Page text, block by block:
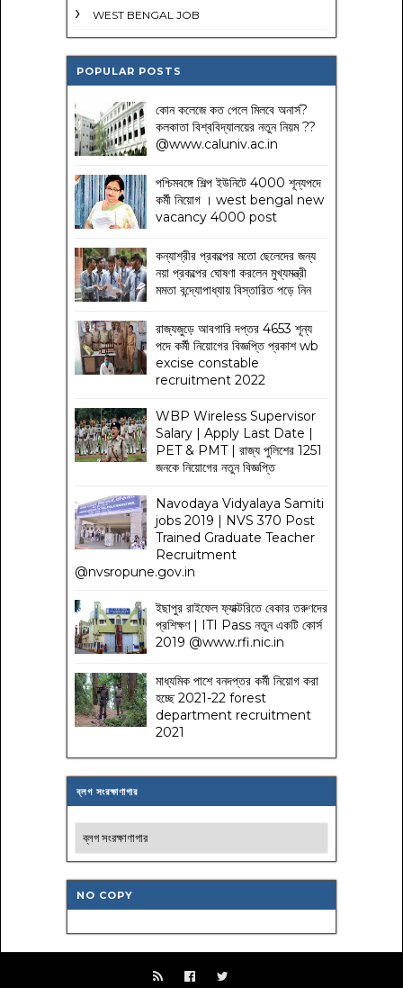
WEST BENGAL JOB
POPULAR POSTS
কোন কলেজে কত পেলে মিলবে অনার্স?
কলকাতা বিশ্ববিদ্যালয়ের নতুন নিয়ম??
@www.caluniv.ac.in
পশ্চিমবঙ্গে শিল্প ইউনিটে 4000 শূন্যপদে
কর্মী নিয়োগ । west bengal new
vacancy 4000 post
কন্যাশ্রীর প্রকল্পের মতো ছেলেদের জন্য
নয়া প্রকল্পের ঘোষণা করলেন মুখ্যমন্ত্রী
মমতা বন্দ্যোপাধ্যায় বিস্তারিত পড়ে নিন
রাজ্যজুড়ে আবগারি দপ্তর 4653 শূন্য
পদে কর্মী নিয়োগের বিজ্ঞপ্তি প্রকাশ wb
excise constable
recruitment 2022
WBP Wireless Supervisor
Salary | Apply Last Date |
PET & PMT | রাজ্য পুলিশের 1251
জনকে নিয়োগের নতুন বিজ্ঞপ্তি
Navodaya Vidyalaya Samiti
jobs 2019 | NVS 370 Post
Trained Graduate Teacher
Recruitment
@nvsropune.gov.in
ইছাপুর রাইফেল ফ্যাক্টরিতে বেকার তরুণদের
প্রশিক্ষণ | ITI Pass নতুন একটি কোর্স
2019 @www.rfi.nic.in
মাধ্যমিক পাশে বনদপ্তর কর্মী নিয়োগ করা
হচ্ছে 2021-22 forest
department recruitment
2021
ব্লগ সংরক্ষাণাগার
NO COPY